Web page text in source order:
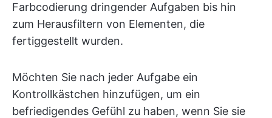
Farbcodierung dringender Aufgaben bis hin
zum Herausfiltern von Elementen, die
fertiggestellt wurden.
Möchten Sie nach jeder Aufgabe ein
Kontrollkästchen hinzufügen, um ein
befriedigendes Gefühl zu haben, wenn Sie sie